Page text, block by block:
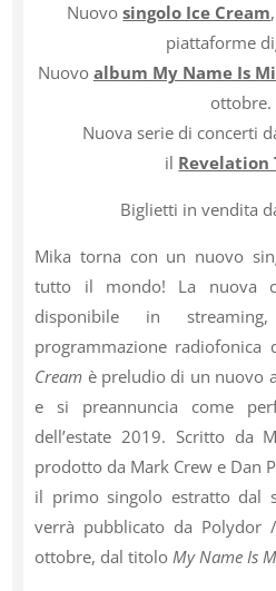
Nuovosingolo Ice Cream
piattaforme
Nuovo album My Name Is
ottobre.
Nuova serie di concerti
il Revelation
Biglietti in vendita
Mika torna con un nuovo
tutto il mondo! La nuova
disponibile in
programmazione
Cream è preludio di un nuovo
e si preannuncia come
dell’estate 2019. Scritto da
prodotto da Mark Crew e Dan
il primo singolo estratto dal
verrà pubblicato da Polydor
ottobre, dal titoloMy Name Is